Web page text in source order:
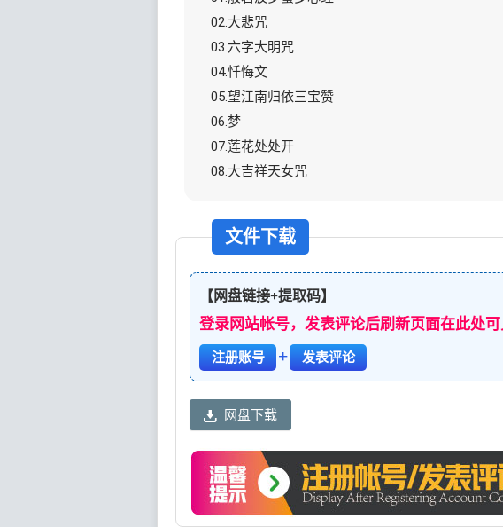
02.大悲咒
03.六字大明咒
04.忏悔文
05.望江南归依三宝赞
06.梦
07.莲花处处开
08.大吉祥天女咒
文件下载
【网盘链接+提取码】
登录网站帐号，发表评论后刷新页面在此处可
注册账号 + 发表评论
网盘下载